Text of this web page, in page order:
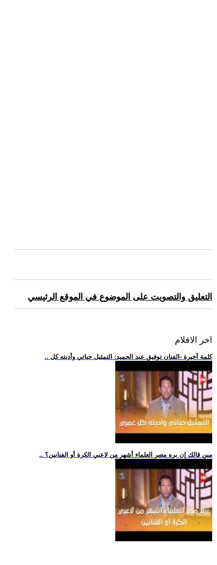
التعليق والتصويت على الموضوع في الموقع الرئيسي
اخر الافلام
.. كلمة أخيرة -الفنان توفيق عبد الحميد: التمثيل حياتي وأديته كل
.. مين قالك إن بره مصر العلماء أشهر من لاعبي الكرة أو الفنانين؟